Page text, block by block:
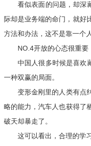
看似表面的问题，却深藏
际却是业务端的命门，就好
方法和办法，这不是靠一个
NO.4开放的心态很重要
中国人很多时候是喜欢藏
一种双赢的局面。
变形金刚里的人类有点纠
略的能力，汽车人也获得了
破天却暴走了。
这可以看出，合理的学习